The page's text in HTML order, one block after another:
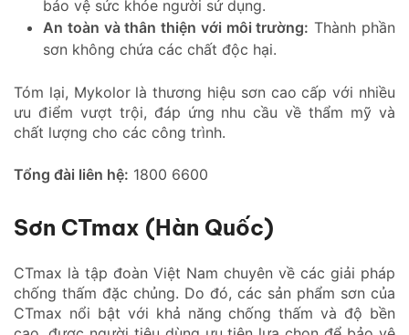
bảo vệ sức khỏe người sử dụng.
An toàn và thân thiện với môi trường: Thành phần
sơn không chứa các chất độc hại.
Tóm lại, Mykolor là thương hiệu sơn cao cấp với nhiều
ưu điểm vượt trội, đáp ứng nhu cầu về thẩm mỹ và
chất lượng cho các công trình.
Tổng đài liên hệ: 1800 6600
Sơn CTmax (Hàn Quốc)
CTmax là tập đoàn Việt Nam chuyên về các giải pháp
chống thấm đặc chủng. Do đó, các sản phẩm sơn của
CTmax nổi bật với khả năng chống thấm và độ bền